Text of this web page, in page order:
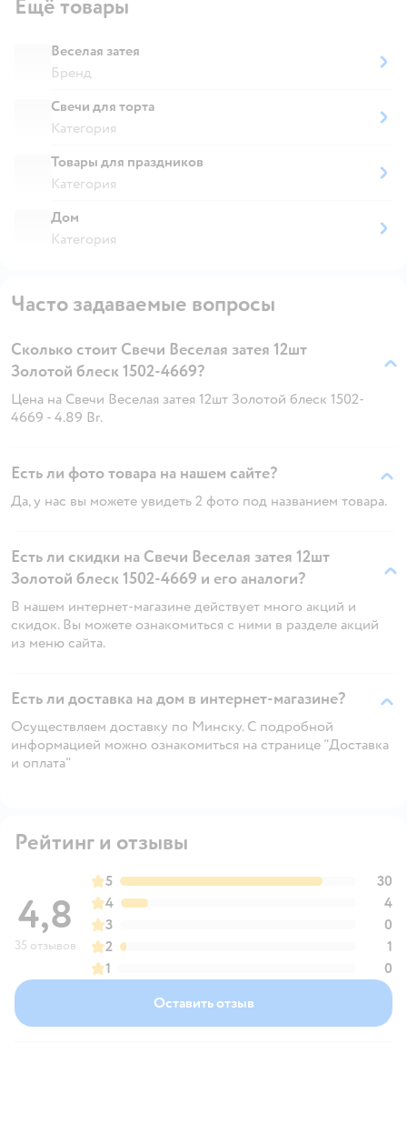
Ещё товары
Веселая затея
Бренд
Свечи для торта
Категория
Товары для праздников
Категория
Дом
Категория
Часто задаваемые вопросы
Сколько стоит Свечи Веселая затея 12шт
Золотой блеск 1502-4669?
Цена на Свечи Веселая затея 12шт Золотой блеск 1502-
4669 - 4.89 Br.
Есть ли фото товара на нашем сайте?
Да, у нас вы можете увидеть 2 фото под названием товара.
Есть ли скидки на Свечи Веселая затея 12шт
Золотой блеск 1502-4669 и его аналоги?
В нашем интернет-магазине действует много акций и
скидок. Вы можете ознакомиться с ними в разделе акций
из меню сайта.
Есть ли доставка на дом в интернет-магазине?
Осуществляем доставку по Минску. С подробной
информацией можно ознакомиться на странице "Доставка
и оплата"
Рейтинг и отзывы
4,8
35 отзывов
5
30
4
4
3
0
2
1
1
0
Оставить отзыв